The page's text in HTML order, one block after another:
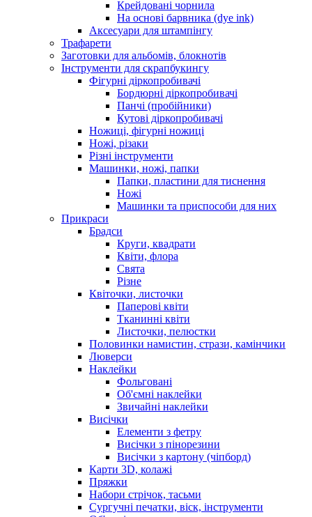
Крейдовані чорнила
На основі барвника (dye ink)
Аксесуари для штампінгу
Трафарети
Заготовки для альбомів, блокнотів
Інструменти для скрапбукингу
Фігурні діркопробивачі
Бордюрні діркопробивачі
Панчі (пробійники)
Кутові діркопробивачі
Ножиці, фігурні ножиці
Ножі, різаки
Різні інструменти
Машинки, ножі, папки
Папки, пластини для тиснення
Ножі
Машинки та приспособи для них
Прикраси
Брадси
Круги, квадрати
Квіти, флора
Свята
Різне
Квіточки, листочки
Паперові квіти
Тканинні квіти
Листочки, пелюстки
Половинки намистин, стрази, камінчики
Люверси
Наклейки
Фольговані
Об'ємні наклейки
Звичайні наклейки
Висічки
Елементи з фетру
Висічки з пінорезини
Висічки з картону (чіпборд)
Карти 3D, колажі
Пряжки
Набори стрічок, тасьми
Сургучні печатки, віск, інструменти